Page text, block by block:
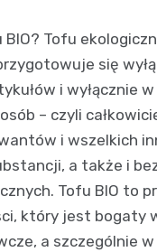
Tofu
się
i wyłącznie w
– czyli
i wszelkich
a także i
Tofu BIO to
który jest bogaty
a szczególnie w